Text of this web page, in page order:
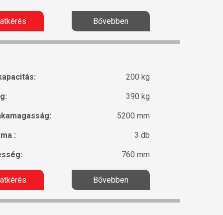
Bővebben
200 kg
390 kg
5200 mm
: 3 db
760 mm
Bővebben